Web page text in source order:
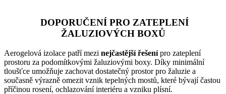
DOPORUČENÍ PRO ZATEPLENÍ
ŽALUZIOVÝCH BOXŮ
Aerogelová izolace patří mezi nejčastější řešenípro zateplení
prostoru za podomítkovými žaluziovými boxy. Díky minimální
tloušťce umožňuje zachovat dostatečný prostor pro žaluzie a
současně výrazně omezit vznik tepelných mostů, které bývají častou
příčinou rosení, ochlazování interiéru a vzniku plísní.